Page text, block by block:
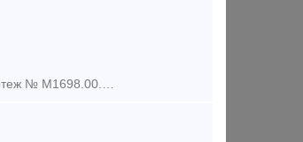
клин фрикционный Ханина СЧ35 М1698.00.003 лин фрикционный или клин «Ханина» (чертеж № М1698.00.002 СЧ-25 и М1698.00.003 СЧ-35,) относится кизносостойким элементам по проекту модернизации гр